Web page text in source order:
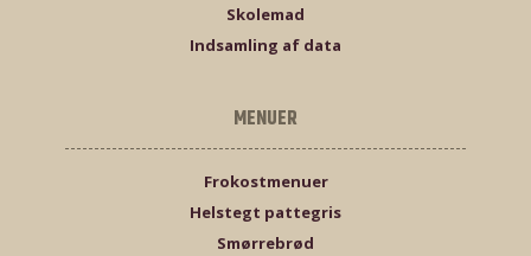
Skolemad
Indsamling af data
MENUER
Frokostmenuer
Helstegt pattegris
Smørrebrød